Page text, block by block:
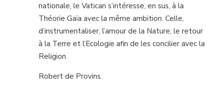
nationale, le Vatican s’intéresse, en sus, à la
Théorie Gaïa avec la même ambition. Celle,
d’instrumentaliser, l’amour de la Nature, le retour
à la Terre et l’Ecologie afin de les concilier avec la
Religion.
Robert de Provins.